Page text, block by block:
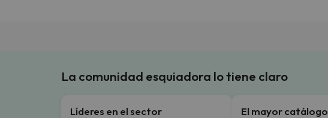
La comunidad esquiadora lo tiene claro
Líderes en el sector El mayor catálogo